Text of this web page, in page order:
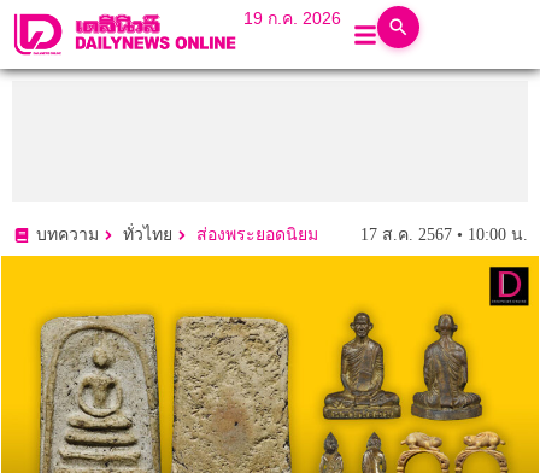
19 ก.ค. 2026
บทความ ทั่วไทย ส่องพระยอดนิยม 17 ส.ค. 2567 • 10:00 น.